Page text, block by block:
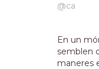
@ca
En un
semblen
maneres